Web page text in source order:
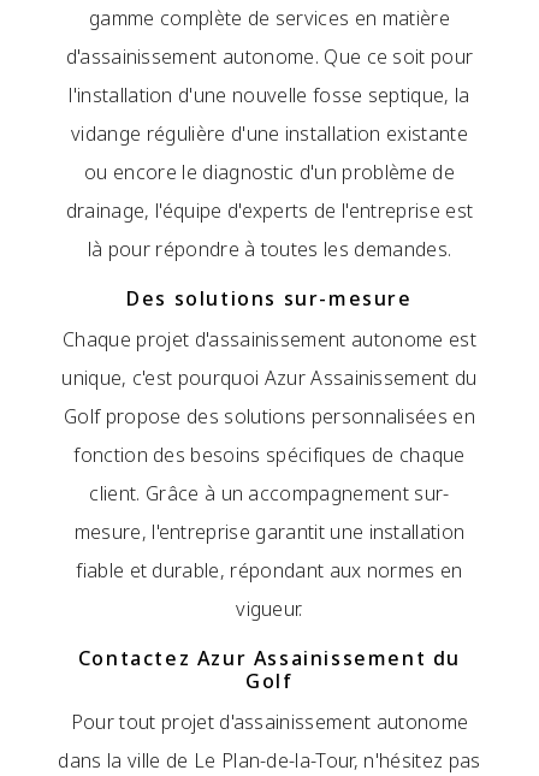
gamme complète de services en matière
d'assainissement autonome. Que ce soit pour
l'installation d'une nouvelle fosse septique, la
vidange régulière d'une installation existante
ou encore le diagnostic d'un problème de
drainage, l'équipe d'experts de l'entreprise est
là pour répondre à toutes les demandes.
Des solutions sur-mesure
Chaque projet d'assainissement autonome est
unique, c'est pourquoi Azur Assainissement du
Golf propose des solutions personnalisées en
fonction des besoins spécifiques de chaque
client. Grâce à un accompagnement sur-
mesure, l'entreprise garantit une installation
fiable et durable, répondant aux normes en
vigueur.
Contactez Azur Assainissement du
Golf
Pour tout projet d'assainissement autonome
dans la ville de Le Plan-de-la-Tour, n'hésitez pas